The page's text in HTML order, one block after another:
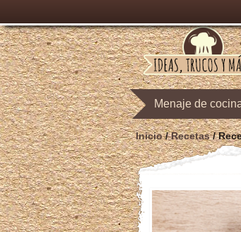
Menaje de
Inicio/Recetas/